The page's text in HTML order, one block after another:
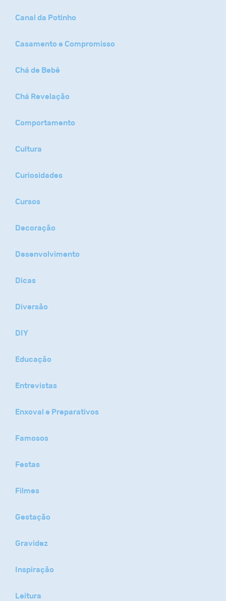
Canal da Potinho
Casamento e Compromisso
Chá de Bebê
Chá Revelação
Comportamento
Cultura
Curiosidades
Cursos
Decoração
Desenvolvimento
Dicas
Diversão
DIY
Educação
Entrevistas
Enxoval e Preparativos
Famosos
Festas
Filmes
Gestação
Gravidez
Inspiração
Leitura